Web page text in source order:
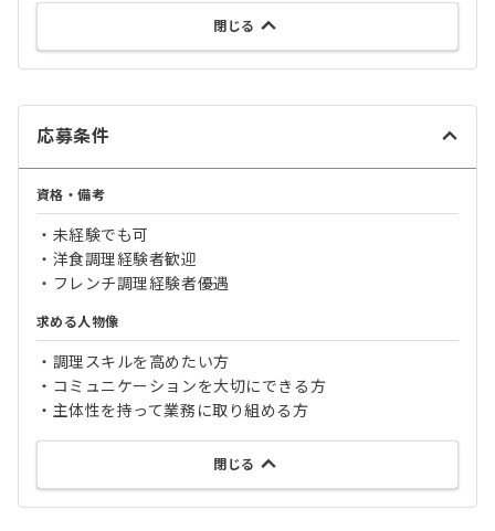
閉じる
応募条件
資格・備考
・未経験でも可
・洋食調理経験者歓迎
・フレンチ調理経験者優遇
求める人物像
・調理スキルを高めたい方
・コミュニケーションを大切にできる方
・主体性を持って業務に取り組める方
閉じる